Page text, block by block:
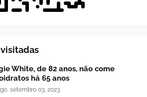
White, de 82 anos, não come
há 65 anos
setembro 03, 2023